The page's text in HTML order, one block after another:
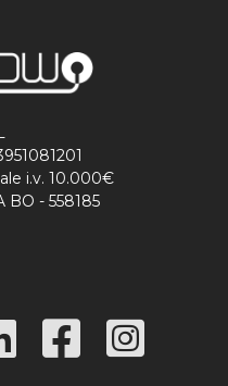
i.v. 10.000€
BO - 558185